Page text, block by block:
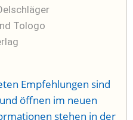
Empfehlungen sind
öffnen im neuen
stehen in der